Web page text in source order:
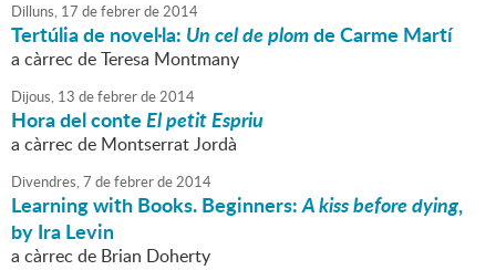
Dilluns, 17 defebrerde2014
Tertúlia de novel·la: Un cel de plomde Carme Martí
a càrrec de Teresa Montmany
Dijous, 13 defebrerde2014
Hora del conteEl petit Espriu
a càrrec de Montserrat Jordà
Divendres,7 defebrerde2014
Learning with Books. Beginners:A kiss before dying,
by Ira Levin
a càrrec de Brian Doherty